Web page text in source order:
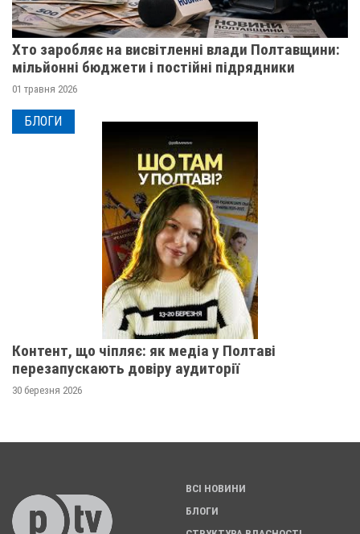
Хто заробляє на висвітленні влади Полтавщини:
мільйонні бюджети і постійні підрядники
01 травня 2026
БЛОГИ
Контент, що чіпляє: як медіа у Полтаві
перезапускають довіру аудиторії
30 березня 2026
ВСІ НОВИНИ
БЛОГИ